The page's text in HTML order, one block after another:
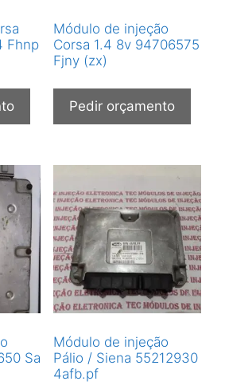
Fhnp
Módulo de injeção
Corsa 1.4 8v 94706575
Fjny (zx)
Pedir orçamento
Sa
Módulo de injeção
Pálio / Siena 55212930
4afb.pf